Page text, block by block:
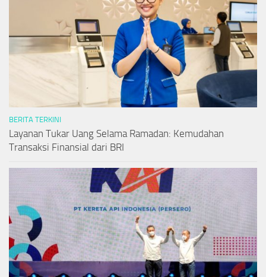
BERITA TERKINI
Layanan Tukar Uang Selama Ramadan: Kemudahan
Transaksi Finansial dari BRI